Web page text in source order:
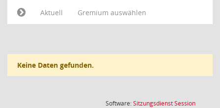
Aktuell
Gremium auswählen
Keine Daten gefunden.
Software:SitzungsdienstSession(Wird in